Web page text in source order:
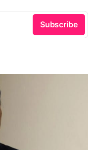
Subscribe